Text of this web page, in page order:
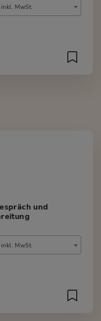
inkl. MwSt.
und
inkl. MwSt.